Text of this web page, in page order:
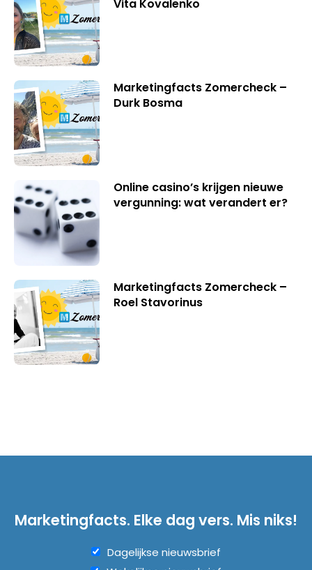
Vita Kovalenko
Marketingfacts Zomercheck –
Durk Bosma
Online casino’s krijgen nieuwe
vergunning: wat verandert er?
Marketingfacts Zomercheck –
Roel Stavorinus
Marketingfacts. Elke dag vers. Mis niks!
Dagelijkse nieuwsbrief